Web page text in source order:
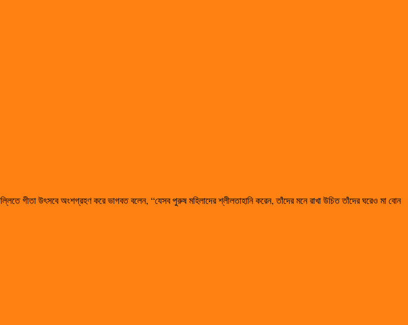
গীতা উৎসবে অংশগ্রহণ করে ভাগবত বলেন, “যেসব পুরুষ মহিলাদের শ্লীলতাহানি করেন, তাঁদের মনে রাখা উচিত তাঁদের ঘরেও মা বোন